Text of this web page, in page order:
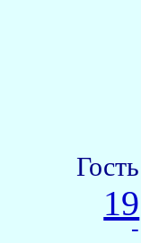
Гость
19
-